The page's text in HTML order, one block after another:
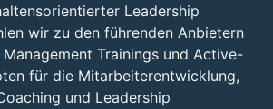
Leadership
wir zu den führenden Anbietern
Trainings und Active-
für die Mitarbeiterentwicklung,
und Leadership